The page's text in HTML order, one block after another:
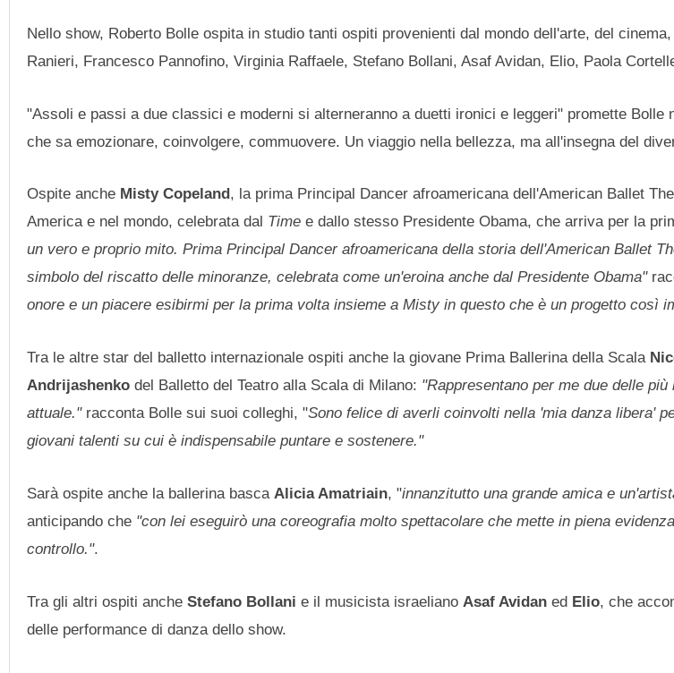
Nello show, Roberto Bolle ospita in studio tanti ospiti provenienti dal mondo dell'arte, del
Ranieri, Francesco Pannofino, Virginia Raffaele, Stefano Bollani, Asaf Avidan, Elio, Paola
"Assoli e passi a due classici e moderni si alterneranno a duetti ironici e leggeri" promette Bolle
che sa emozionare, coinvolgere, commuovere. Un viaggio nella bellezza, ma all'insegna del
Ospite anche Misty Copeland, la prima Principal Dancer afroamericana dell'American Ballet
America e nel mondo, celebrata dal Time e dallo stesso Presidente Obama, che arriva per la
un vero e proprio mito. Prima Principal Dancer afroamericana della storia dell'American Ballet
simbolo del riscatto delle minoranze, celebrata come un'eroina anche dal Presidente Obama"
onore e un piacere esibirmi per la prima volta insieme a Misty in questo che è un progetto così
Tra le altre star del balletto internazionale ospiti anche la giovane Prima Ballerina della Scala
Andrijashenko del Balletto del Teatro alla Scala di Milano: "Rappresentano per me due delle
attuale." racconta Bolle sui suoi colleghi, "Sono felice di averli coinvolti nella 'mia danza libera'
giovani talenti su cui è indispensabile puntare e sostenere."
Sarà ospite anche la ballerina bascaAlicia Amatriain, "innanzitutto una grande amica e
anticipando che "con lei eseguirò una coreografia molto spettacolare che mette in piena
controllo.".
Tra gli altri ospiti ancheStefano Bollani e il musicista israelianoAsaf Avidan ed Elio, che
delle performance di danza dello show.